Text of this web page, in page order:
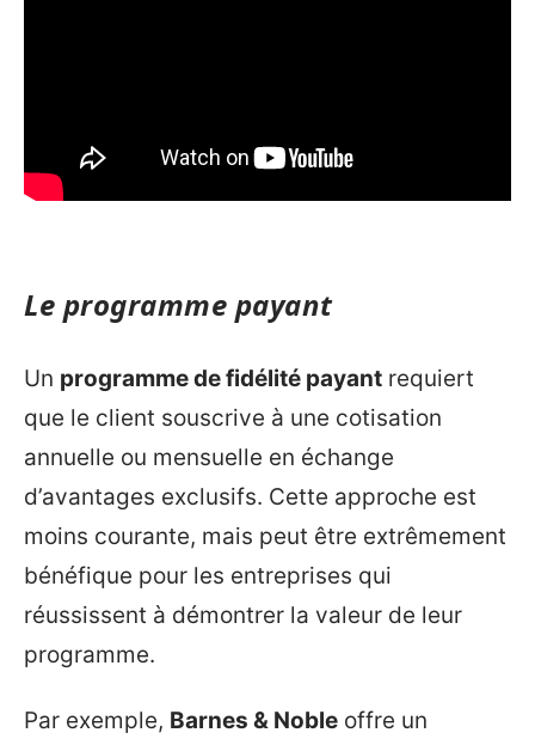
Le programme payant
Un programme de fidélité payant requiert
que le client souscrive à une cotisation
annuelle ou mensuelle en échange
d’avantages exclusifs. Cette approche est
moins courante, mais peut être extrêmement
bénéfique pour les entreprises qui
réussissent à démontrer la valeur de leur
programme.
Par exemple, Barnes & Noble offre un